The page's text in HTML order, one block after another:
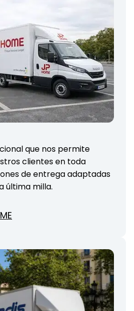
que nos permite
clientes en toda
de entrega adaptadas
última milla.